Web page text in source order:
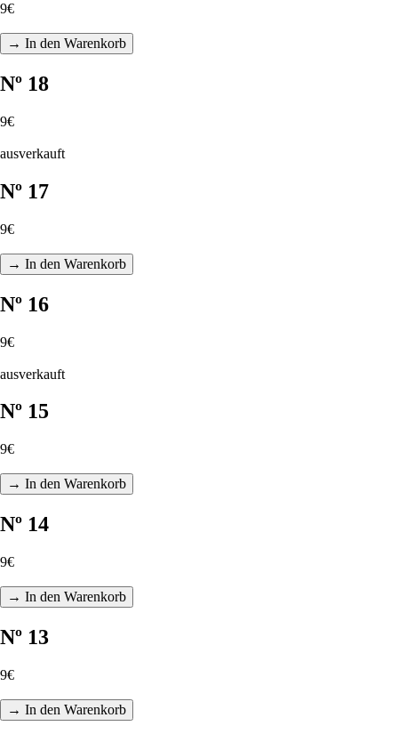
9€
→ In den Warenkorb
Nº 18
9€
ausverkauft
Nº 17
9€
→ In den Warenkorb
Nº 16
9€
ausverkauft
Nº 15
9€
→ In den Warenkorb
Nº 14
9€
→ In den Warenkorb
Nº 13
9€
→ In den Warenkorb